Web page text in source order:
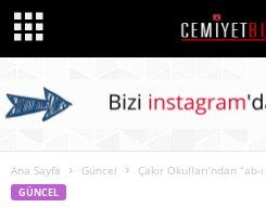
Ana Sayfa Güncel Çakır Okulları’ndan
GÜNCEL